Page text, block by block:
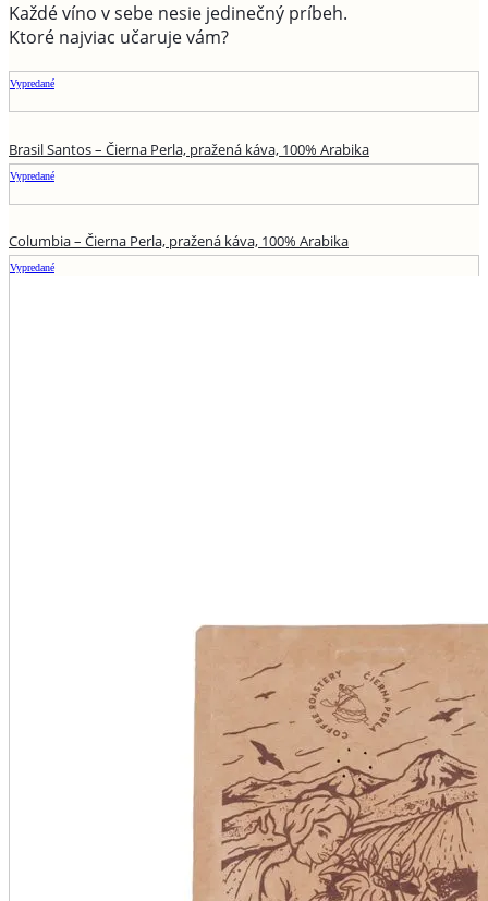
Každé víno v sebe nesie jedinečný príbeh.
Ktoré najviac učaruje vám?
Vypredané
Brasil Santos – Čierna Perla, pražená káva, 100% Arabika
Vypredané
Columbia – Čierna Perla, pražená káva, 100% Arabika
Vypredané